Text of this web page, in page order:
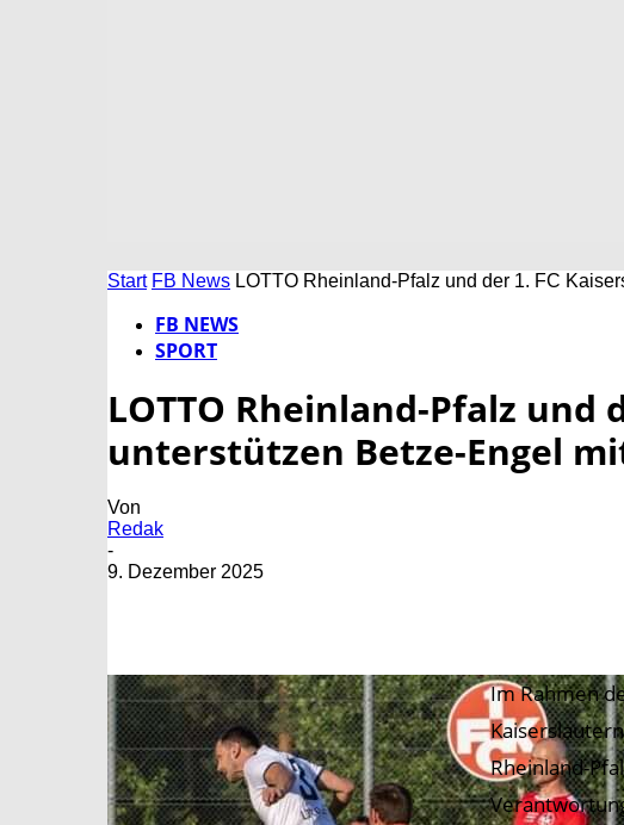
Start FB News LOTTO Rheinland-Pfalz und der 1. FC
FB NEWS
SPORT
LOTTO Rheinland-Pfalz und
unterstützen Betze-Engel
Von
Redak
-
9. Dezember 2025
Im Rahmen
Rheinland-